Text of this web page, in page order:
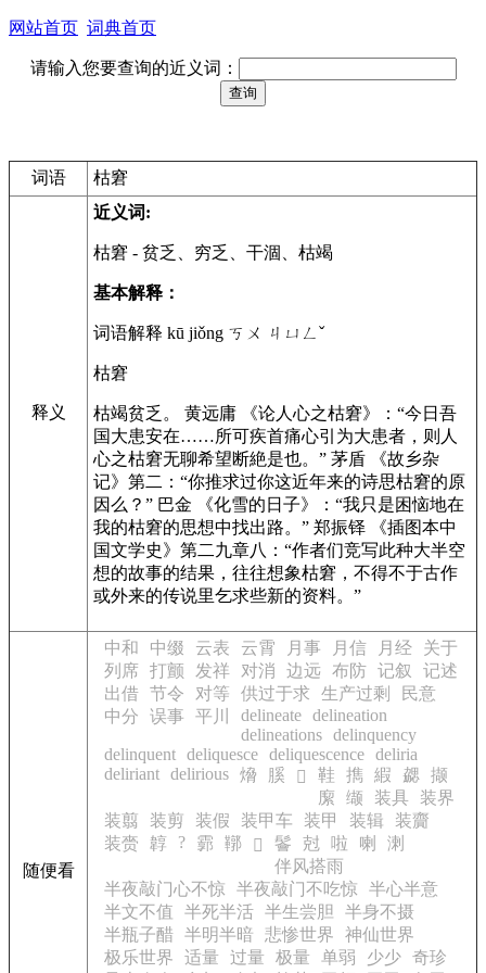
网站首页 词典首页
请输入您要查询的近义词：
词语 枯窘
释义
近义词:
枯窘 - 贫乏、穷乏、干涸、枯竭
基本解释：
词语解释 kū jiǒng ㄎㄨ ㄐㄩㄥˇ
枯窘
枯竭贫乏。 黄远庸 《论人心之枯窘》：“今日吾
国大患安在……所可疾首痛心引为大患者，则人
心之枯窘无聊希望断絶是也。” 茅盾 《故乡杂
记》第二：“你推求过你这近年来的诗思枯窘的原
因么？” 巴金 《化雪的日子》：“我只是困恼地在
我的枯窘的思想中找出路。” 郑振铎 《插图本中
国文学史》第二九章八：“作者们竞写此种大半空
想的故事的结果，往往想象枯窘，不得不于古作
或外来的传说里乞求些新的资料。”
随便看
中和 中缀 云表 云霄 月事 月信 月经
关于
列席 打颤 发祥 对消 边远 布防 记叙
记述
出借 节令 对等 供过于求 生产过剩
民意
中分
误事 平川 delineate delineation
delineations delinquency
delinquent deliquesce deliquescence deliria
deliriant delirious 熁 膎 𣣲 鞋 擕 縀 勰 撷
緳
缬 装具
装界
装翦
装剪 装假 装甲车 装甲 装辑
装齎
装赍
韕 ? 霩 鞹 𪗽 鬠 尅 啦 喇
溂
伴风搭雨
半夜敲门心不惊
半夜敲门不吃惊
半心半意
半文不值
半死半活 半生尝胆
半身不摄
半瓶子醋 半明半暗 悲惨世界
神仙世界
极乐世界
适量 过量 极量 单弱 少少 奇珍